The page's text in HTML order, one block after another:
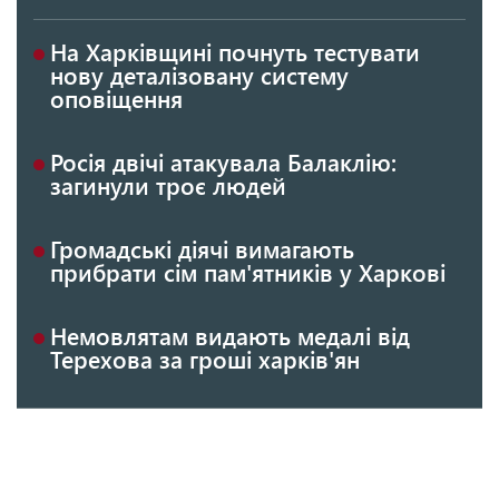
На Харківщині почнуть тестувати
нову деталізовану систему
оповіщення
Росія двічі атакувала Балаклію:
загинули троє людей
Громадські діячі вимагають
прибрати сім пам'ятників у Харкові
Немовлятам видають медалі від
Терехова за гроші харків'ян